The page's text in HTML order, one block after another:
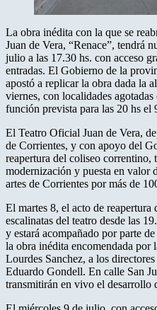
La obra inédita con la que se
Juan de Vera, “Renace”, tendrá
julio a las 17.30 hs. con acceso
entradas. El Gobierno de la
apostó a replicar la obra dada la
viernes, con localidades
función prevista para las 20 hs el
El Teatro Oficial Juan de Vera,
de Corrientes, y con apoyo del
reapertura del coliseo correntino,
modernización y puesta en valor
artes de Corrientes por más de
El martes 8, el acto de
escalinatas del teatro desde las
y estará acompañado por parte
la obra inédita encomendada por
Lourdes Sanchez, a los
Eduardo Gondell. En calle San
transmitirán en vivo el desarrollo